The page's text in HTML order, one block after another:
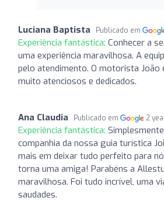
Luciana Baptista Publicado em
Experiência fantástica: Conhecer a
uma experiência maravilhosa. A
pelo atendimento. O motorista João
muito atenciosos e dedicados.
Ana Claudia Publicado em 2
Experiência fantástica:
companhia da nossa guia turística
mais em deixar tudo perfeito para
torna uma amiga! Parabéns a
maravilhosa. Foi tudo incrível, uma
saudades.